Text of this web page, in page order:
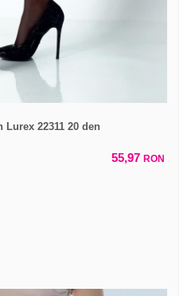
22311 20 den
55,97 RON